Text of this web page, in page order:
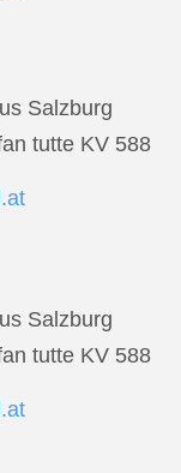
Salzburg
tutte KV 588
Salzburg
tutte KV 588